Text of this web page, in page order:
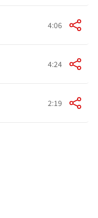
4:06
4:24
2:19